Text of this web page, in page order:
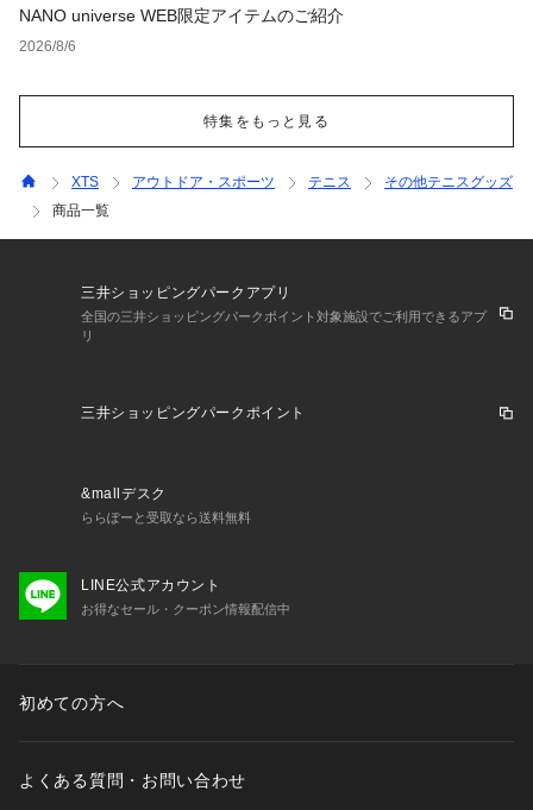
NANO universe WEB限定アイテムのご紹介
2026/8/6
特集をもっと見る
XTS アウトドア・スポーツ テニス
その他テニスグッズ
商品一覧
三井ショッピングパークアプリ
全国の三井ショッピングパークポイント対象施設でご利用できるアプ
リ
三井ショッピングパークポイント
&mallデスク
ららぽーと受取なら送料無料
LINE公式アカウント
お得なセール・クーポン情報配信中
初めての方へ
よくある質問・お問い合わせ